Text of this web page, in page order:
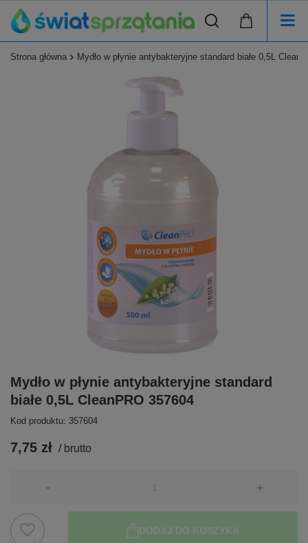
Strona główna Mydło w płynie antybakteryjne standard białe 0,5L
Mydło w płynie antybakteryjne standard
białe 0,5L CleanPRO 357604
Kod produktu: 357604
7,75 zł / brutto
- +
DODAJ DO KOSZYKA